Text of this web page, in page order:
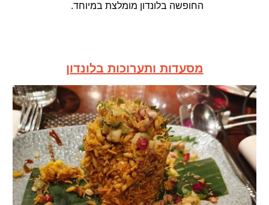
החופשה בלונדון מומלצת במיוחד.
מסעדות ותערוכות בלונדון